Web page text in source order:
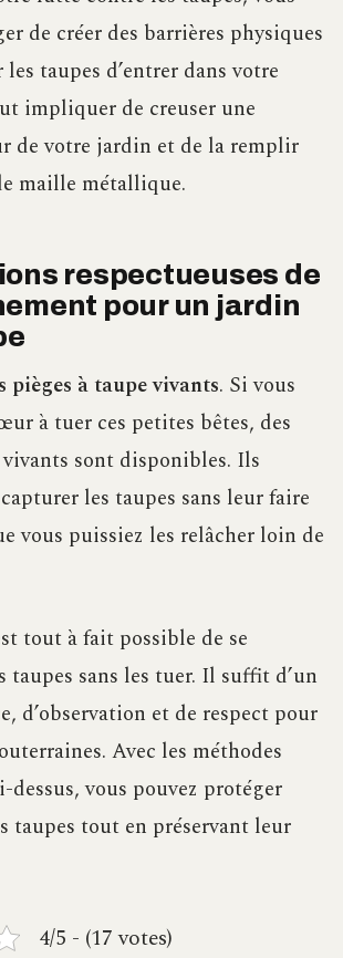
de créer des barrières physiques
taupes d’entrer dans votre
impliquer de creuser une
de votre jardin et de la remplir
maille métallique.
respectueuses de
pour un jardin
pièges à taupe vivants. Si vous
à tuer ces petites bêtes, des
sont disponibles. Ils
les taupes sans leur faire
vous puissiez les relâcher loin de
tout à fait possible de se
taupes sans les tuer. Il suffit d’un
d’observation et de respect pour
Avec les méthodes
dessus, vous pouvez protéger
taupes tout en préservant leur
4/5 - (17 votes)